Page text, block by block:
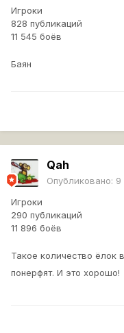
Игроки
828 публикаций
11 545 боёв
Баян
Qah
Опубликовано: 9
Игроки
290 публикаций
11 896 боёв
Такое количество ёлок
понерфят. И это хорошо!